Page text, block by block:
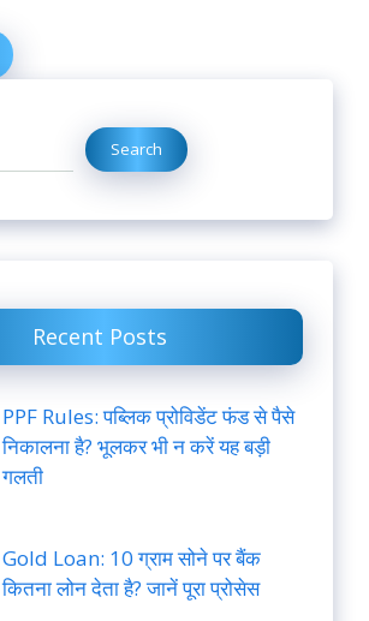
Search
Recent Posts
PPF Rules: पब्लिक प्रोविडेंट फंड से पैसे
निकालना है? भूलकर भी न करें यह बड़ी
गलती
Gold Loan: 10 ग्राम सोने पर बैंक
कितना लोन देता है? जानें पूरा प्रोसेस